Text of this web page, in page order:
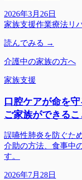
2026年3月26日
家族支援作業療法リ
読んでみる →
介護中の家族の方へ
家族支援
口腔ケアが命を
ご家族ができるこ
誤嚥性肺炎を防ぐた
介助の方法、食事中
す。
2026年7月28日